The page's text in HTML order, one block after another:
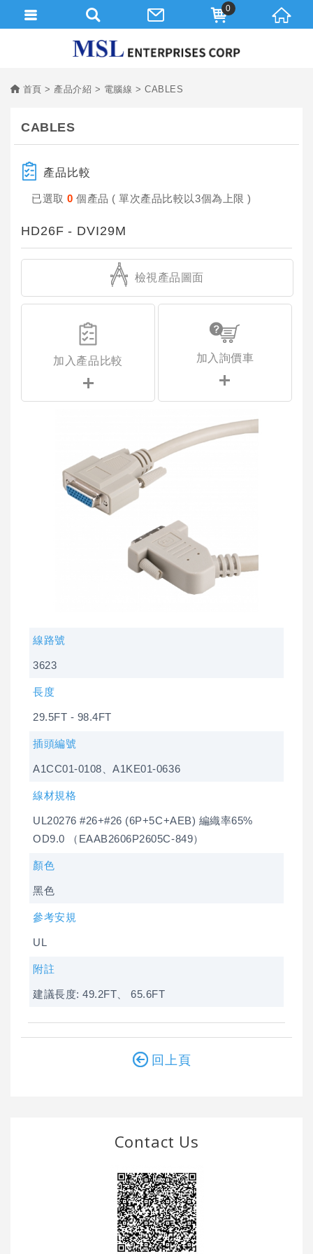
首頁 產品介紹 電腦線 CABLES
CABLES
產品比較
已選取 0個產品 ( 單次產品比較以3個為上限 )
HD26F - DVI29M
檢視產品圖面
加入產品比較 加入詢價車
線路號
3623
長度
29.5FT - 98.4FT
插頭編號
A1CC01-0108、A1KE01-0636
線材規格
UL20276 #26+#26 (6P+5C+AEB) 編織率65%
OD9.0 （EAAB2606P2605C-849）
顏色
黑色
參考安規
UL
附註
建議長度: 49.2FT、 65.6FT
回上頁
Contact Us
0